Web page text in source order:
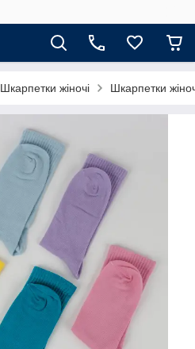
Шкарпетки жіночі Шкарпетки